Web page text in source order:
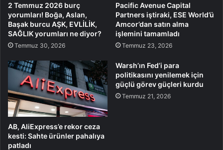
2 Temmuz 2026 burç
yorumları! Boğa, Aslan,
Başak burcu AŞK, EVLİLİK,
SAĞLIK yorumları ne diyor?
Temmuz 30, 2026
Pacific Avenue Capital
Partners iştiraki, ESE World’ü
Amcor’dan satın alma
işlemini tamamladı
Temmuz 23, 2026
AB, AliExpress’e rekor ceza
kesti: Sahte ürünler pahalıya
patladı
Warsh’ın Fed’i para
politikasını yenilemek için
güçlü görev güçleri kurdu
Temmuz 21, 2026